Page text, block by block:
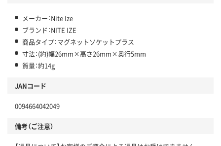
メーカー：Nite Ize
ブランド：NITE IZE
商品タイプ：マグネットソケットプラス
寸法：(約)幅26mm×高さ26mm×奥行5mm
質量：約14g
JANコード
0094664042049
備考（ご注意）